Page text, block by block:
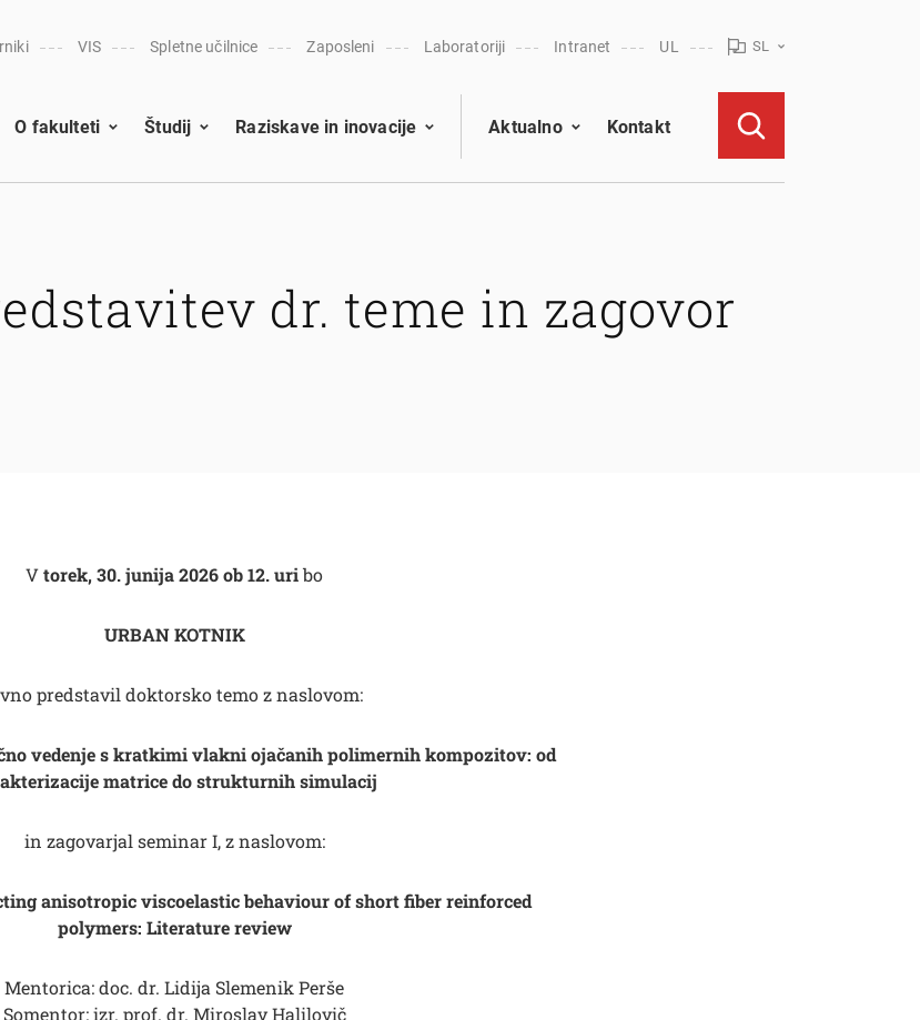
VIS Spletne učilnice Zaposleni Laboratoriji Intranet UL SL
O fakulteti Študij Raziskave in inovacije Aktualno Kontakt
dr. teme in zagovor
Vtorek, 30. junija 2026 ob 12. uribo
URBAN KOTNIK
predstavil doktorsko temo z naslovom:
vedenje s kratkimi vlakni ojačanih polimernih kompozitov: od
matrice do strukturnih simulacij
in zagovarjal seminar I, z naslovom:
anisotropic viscoelastic behaviour of short fiber reinforced
polymers: Literature review
Mentorica: doc. dr. Lidija Slemenik Perše
Somentor: izr. prof. dr. Miroslav Halilovič